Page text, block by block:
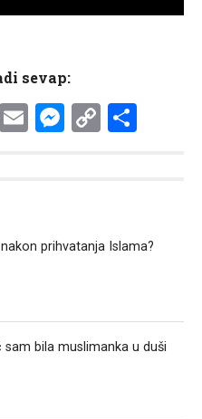
sevap:
EmailCopy
prihvatanja Islama?
sam bila muslimanka u duši